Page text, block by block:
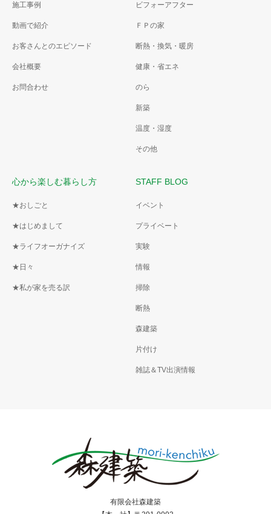
施工事例
動画で紹介
お客さんとのエピソード
会社概要
お問合わせ
ビフォーアフター
ＦＰの家
断熱・換気・暖房
健康・省エネ
のら
新築
温度・湿度
その他
心から楽しむ暮らし方
★おしごと
★はじめまして
★ライフオーガナイズ
★日々
★私が家を売る訳
STAFF BLOG
イベント
プライベート
実験
情報
掃除
断熱
森建築
片付け
雑誌＆TV出演情報
有限会社森建築